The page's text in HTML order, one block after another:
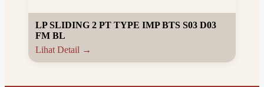
LP SLIDING 2 PT TYPE IMP BTS S03 D03
FM BL
Lihat Detail →